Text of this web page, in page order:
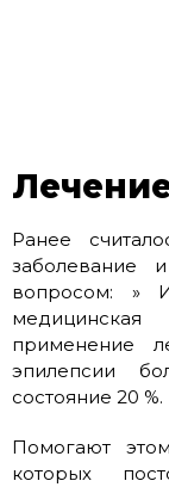
Ранее
заболевание
вопросом: »
применение
эпилепсии
состояние 20 %.
Помогают
которых